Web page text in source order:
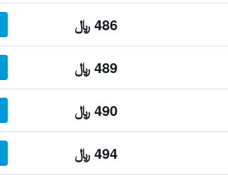
486 ﷼
489 ﷼
490 ﷼
494 ﷼